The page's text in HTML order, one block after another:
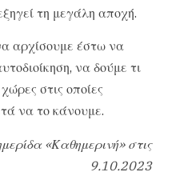
τη μεγάλη αποχή.
αρχίσουμε έστω να
να δούμε τι
στις οποίες
να το κάνουμε.
«Καθημερινή» στις
9.10.2023